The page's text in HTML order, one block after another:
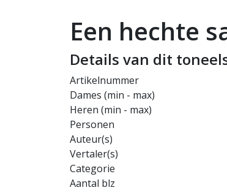
Een hechte
Details van dit
Artikelnummer
Dames (min - max)
Heren (min - max)
Personen
Auteur(s)
Vertaler(s)
Categorie
Aantal blz